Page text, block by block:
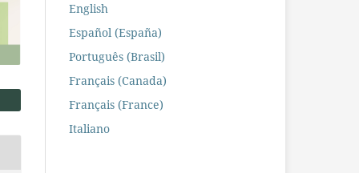
English
Español (España)
Português (Brasil)
Français (Canada)
Français (France)
Italiano